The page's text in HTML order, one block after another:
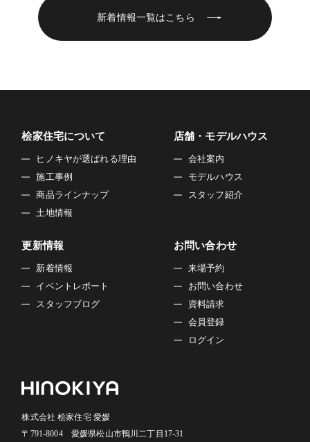
新着情報一覧はこちら
桧家住宅について
ヒノキヤが選ばれる理由
施工事例
商品ラインナップ
土地情報
店舗・モデルハウス
会社案内
モデルハウス
スタッフ紹介
更新情報
新着情報
イベントレポート
スタッフブログ
お問い合わせ
来場予約
お問い合わせ
資料請求
会員登録
ログイン
株式会社 桧家住宅 愛媛
〒791-8004 愛媛県松山市鴨川二丁目17-31